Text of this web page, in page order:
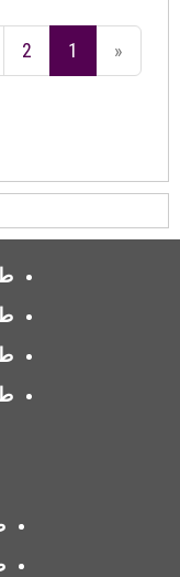
«
1
2